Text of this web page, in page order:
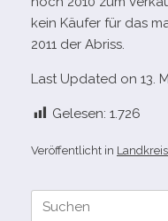
kein Käufer für das
2011 der Abriss.
Last Updated on 13.
Gelesen: 1.726
Veröffentlicht in
Suche